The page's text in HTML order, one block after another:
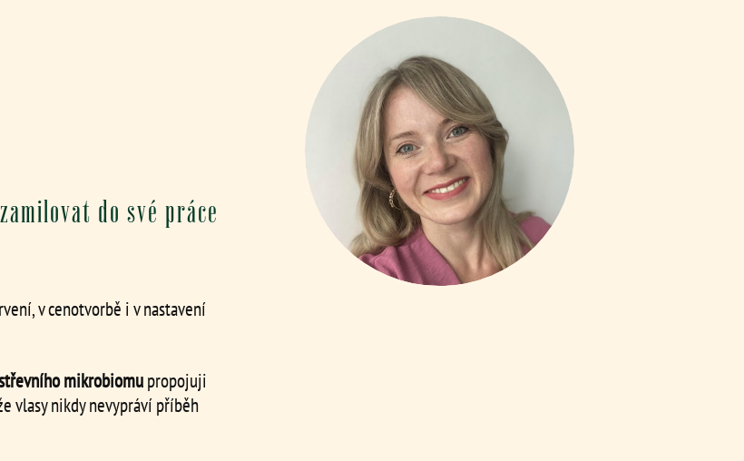
do své práce
v cenotvorbě i v nastavení
mikrobiomupropojuji
vlasy nikdy nevypráví příběh